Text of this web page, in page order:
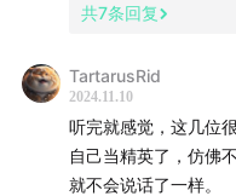
共7条回复
TartarusRid
2024.11.10
听完就感觉，这几位
自己当精英了，仿佛
就不会说话了一样。